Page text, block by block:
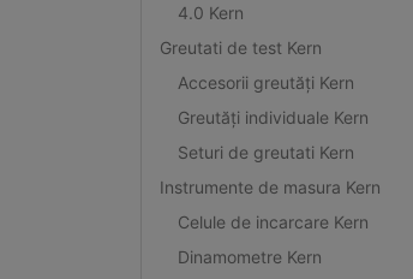
4.0 Kern
Greutati de test Kern
Accesorii greutăți Kern
Greutăți individuale Kern
Seturi de greutati Kern
Instrumente de masura Kern
Celule de incarcare Kern
Dinamometre Kern